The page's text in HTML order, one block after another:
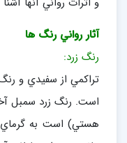
آثار رواني رنگ ها
رنگ زرد:
تراكمي از سفيدي و
است. رنگ زرد سمبل
هستي) است به گرماي